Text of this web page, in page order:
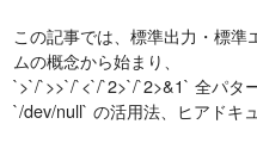
この記事では、標準出力・標
ムの概念から始まり、
`>`/`>>`/`<`/`2>`/`2>&1` 全パタ
`/dev/null` の活用法、ヒアドキ